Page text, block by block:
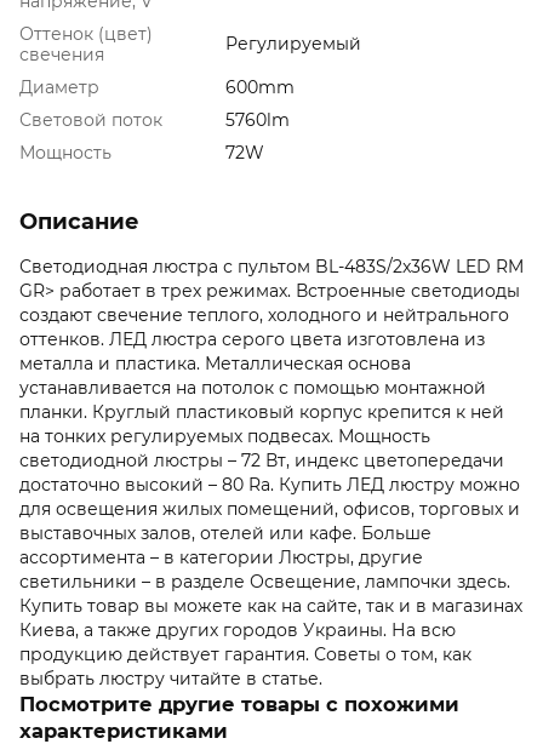
Оттенок (цвет)
свечения
Регулируемый
Диаметр
600mm
Световой поток
5760lm
Мощность
72W
Описание
Светодиодная люстра с пультом BL-483S/2x36W LED RM
GR> работает в трех режимах. Встроенные светодиоды
создают свечение теплого, холодного и нейтрального
оттенков. ЛЕД люстра серого цвета изготовлена из
металла и пластика. Металлическая основа
устанавливается на потолок с помощью монтажной
планки. Круглый пластиковый корпус крепится к ней
на тонких регулируемых подвесах. Мощность
светодиодной люстры – 72 Вт, индекс цветопередачи
достаточно высокий – 80 Ra. Купить ЛЕД люстру можно
для освещения жилых помещений, офисов, торговых и
выставочных залов, отелей или кафе. Больше
ассортимента – в категории Люстры, другие
светильники – в разделе Освещение, лампочки здесь.
Купить товар вы можете как на сайте, так и в магазинах
Киева, а также других городов Украины. На всю
продукцию действует гарантия. Советы о том, как
выбрать люстру читайте в статье.
Посмотрите другие товары с похожими
характеристиками